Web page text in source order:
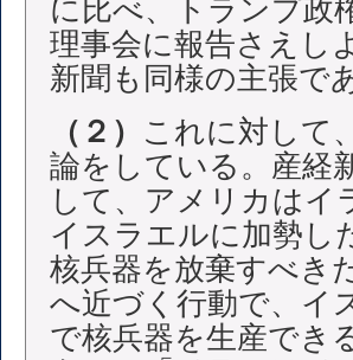
に比べ、トランプ政
理事会に報告さえし
新聞も同様の主張で
（２） これに対して
論をしている。産経
して、アメリカはイ
イスラエルに加勢し
核兵器を放棄すべき
へ近づく行動で、イ
で核兵器を生産でき